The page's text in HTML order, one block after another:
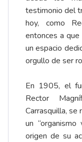
testimonio del
hoy, como
entonces a
un espacio
orgullo de ser
En 1905, el
Rector
Carrasquilla, se
un
origen de su